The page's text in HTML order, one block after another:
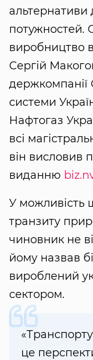
потужностей.
виробництво
Сергій
держкомпанії
системи
Нафтогаз
всі
він висловив
виданню
У можливість
транзиту
чиновник не
йому назвав
вироблений
сектором.
це